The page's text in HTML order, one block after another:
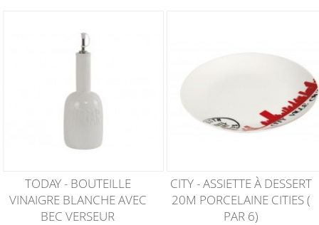
TODAY - BOUTEILLE
VINAIGRE BLANCHE AVEC
BEC VERSEUR
CITY - ASSIETTE À DESSERT
20M PORCELAINE CITIES (
PAR 6)